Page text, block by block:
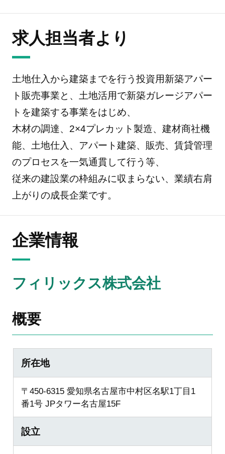
求人担当者より
土地仕入から建築までを行う投資用新築アパー
ト販売事業と、土地活用で新築ガレージアパー
トを建築する事業をはじめ、
木材の調達、2×4プレカット製造、建材商社機
能、土地仕入、アパート建築、販売、賃貸管理
のプロセスを一気通貫して行う等、
従来の建設業の枠組みに収まらない、業績右肩
上がりの成長企業です。
企業情報
フィリックス株式会社
概要
所在地
〒450-6315 愛知県名古屋市中村区名駅1丁目1
番1号 JPタワー名古屋15F
設立